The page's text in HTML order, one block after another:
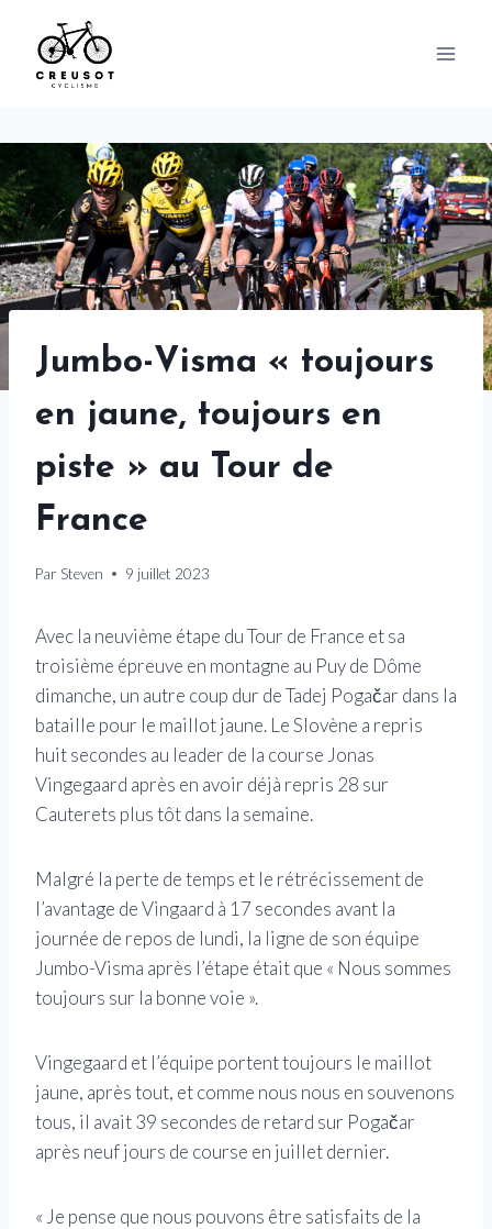
content
Jumbo-Visma « toujours
en jaune, toujours en
piste » au Tour de
France
Par Steven 9 juillet 2023
Avec la neuvième étape du Tour de France et sa
troisième épreuve en montagne au Puy de Dôme
dimanche, un autre coup dur de Tadej Pogačar dans la
bataille pour le maillot jaune. Le Slovène a repris
huit secondes au leader de la course Jonas
Vingegaard après en avoir déjà repris 28 sur
Cauterets plus tôt dans la semaine.
Malgré la perte de temps et le rétrécissement de
l’avantage de Vingaard à 17 secondes avant la
journée de repos de lundi, la ligne de son équipe
Jumbo-Visma après l’étape était que « Nous sommes
toujours sur la bonne voie ».
Vingegaard et l’équipe portent toujours le maillot
jaune, après tout, et comme nous nous en souvenons
tous, il avait 39 secondes de retard sur Pogačar
après neuf jours de course en juillet dernier.
« Je pense que nous pouvons être satisfaits de la